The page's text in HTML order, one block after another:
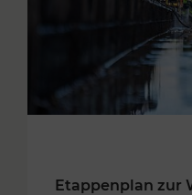
Etappenplan zur